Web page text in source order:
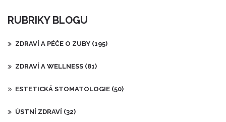
RUBRIKY BLOGU
ZDRAVÍ A PÉČE O ZUBY (195)
ZDRAVÍ A WELLNESS (81)
ESTETICKÁ STOMATOLOGIE (50)
ÚSTNÍ ZDRAVÍ (32)